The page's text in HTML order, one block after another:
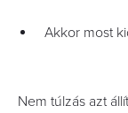
Akkor most
Nem túlzás azt